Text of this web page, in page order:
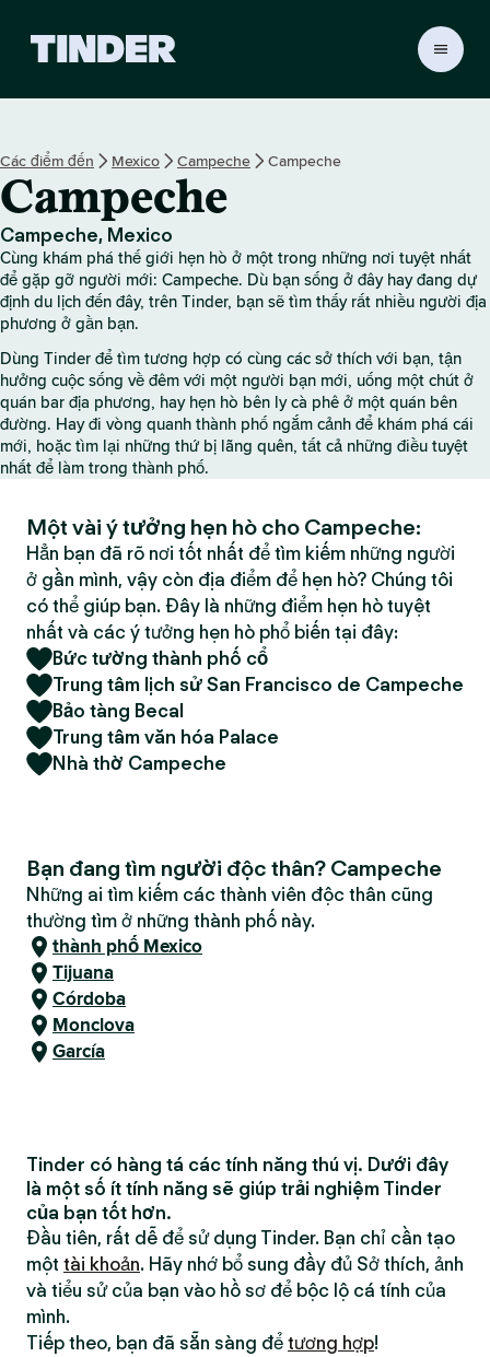
c
h
ủ
i
n
d
Các điểm đến Mexico Campeche Campeche
Campeche
Campeche, Mexico
Cùng khám phá thế giới hẹn hò ở một trong những nơi tuyệt nhất
để gặp gỡ người mới: Campeche. Dù bạn sống ở đây hay đang dự
định du lịch đến đây, trên Tinder, bạn sẽ tìm thấy rất nhiều người địa
phương ở gần bạn.
Dùng Tinder để tìm tương hợp có cùng các sở thích với bạn, tận
hưởng cuộc sống về đêm với một người bạn mới, uống một chút ở
quán bar địa phương, hay hẹn hò bên ly cà phê ở một quán bên
đường. Hay đi vòng quanh thành phố ngắm cảnh để khám phá cái
mới, hoặc tìm lại những thứ bị lãng quên, tất cả những điều tuyệt
nhất để làm trong thành phố.
Một vài ý tưởng hẹn hò cho Campeche:
Hẳn bạn đã rõ nơi tốt nhất để tìm kiếm những người
ở gần mình, vậy còn địa điểm để hẹn hò? Chúng tôi
có thể giúp bạn. Đây là những điểm hẹn hò tuyệt
nhất và các ý tưởng hẹn hò phổ biến tại đây:
Bức tường thành phố cổ
Trung tâm lịch sử San Francisco de Campeche
Bảo tàng Becal
Trung tâm văn hóa Palace
Nhà thờ Campeche
Bạn đang tìm người độc thân? Campeche
Những ai tìm kiếm các thành viên độc thân cũng
thường tìm ở những thành phố này.
thành phố Mexico
Tijuana
Córdoba
Monclova
García
Tinder có hàng tá các tính năng thú vị. Dưới đây
là một số ít tính năng sẽ giúp trải nghiệm Tinder
của bạn tốt hơn.
Đầu tiên, rất dễ để sử dụng Tinder. Bạn chỉ cần tạo
một tài khoản. Hãy nhớ bổ sung đầy đủ Sở thích, ảnh
và tiểu sử của bạn vào hồ sơ để bộc lộ cá tính của
mình.
Tiếp theo, bạn đã sẵn sàng để tương hợp!